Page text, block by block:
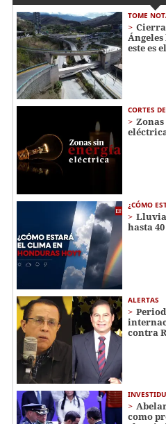
TOME
Ángeles
este es
CORTES
¿CÓMO
hasta
ALERTAS
contra
como